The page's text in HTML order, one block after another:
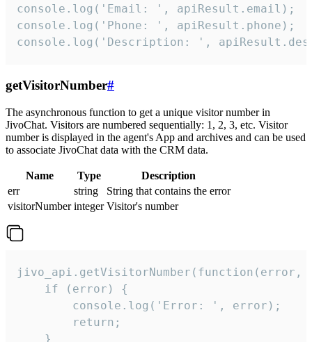
console.log('Email: ', apiResult.email);
console.log('Phone: ', apiResult.phone);
console.log('Description: ',
getVisitorNumber#
The asynchronous function to get a unique visitor number in
JivoChat. Visitors are numbered sequentially: 1, 2, 3, etc. Visitor
number is displayed in the agent's App and archives and can be used
to associate JivoChat data with the CRM data.
Name Type
Description
err
string
String that contains the error
visitorNumber integer Visitor's number
jivo_api.getVisitorNumber(function(error,
    if (error) {
        console.log('Error: ', error);
        return;
    }